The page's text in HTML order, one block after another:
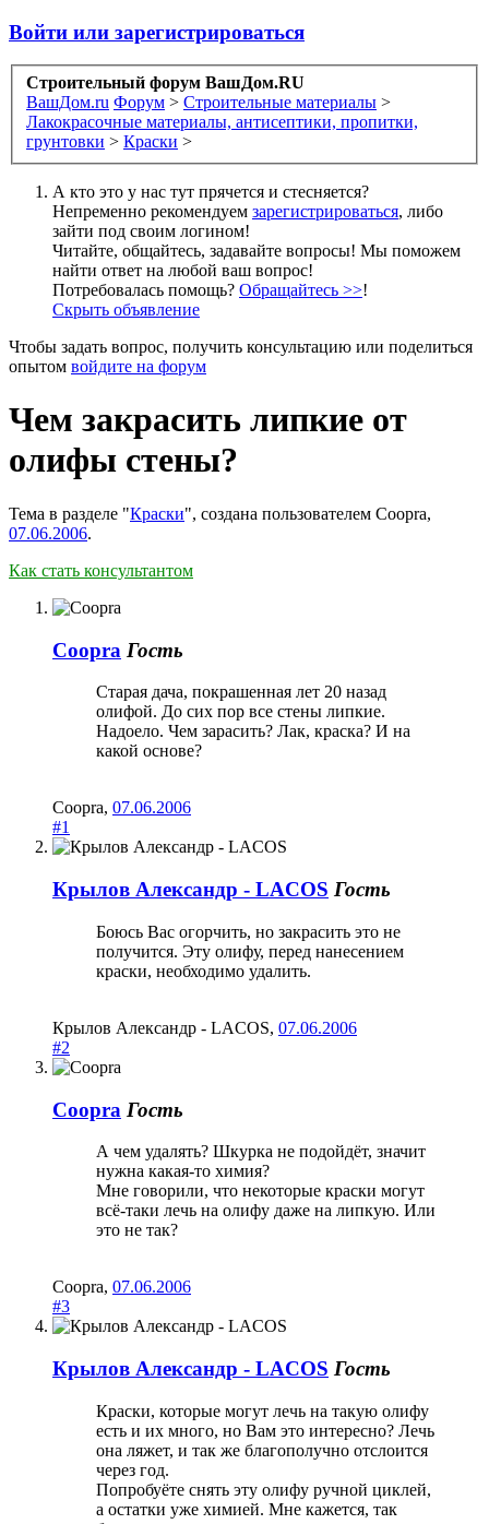
Войти или зарегистрироваться
Строительный форум ВашДом.RU
ВашДом.ru Форум > Строительные материалы >
Лакокрасочные материалы, антисептики, пропитки,
грунтовки > Краски >
А кто это у нас тут прячется и стесняется?
Непременно рекомендуем зарегистрироваться, либо
зайти под своим логином!
Читайте, общайтесь, задавайте вопросы! Мы поможем
найти ответ на любой ваш вопрос!
Потребовалась помощь? Обращайтесь >>!
Скрыть объявление
Чтобы задать вопрос, получить консультацию или поделиться
опытом войдите на форум
Чем закрасить липкие от
олифы стены?
Тема в разделе "Краски", создана пользователем Coopra,
07.06.2006.
Как стать консультантом
Coopra Гость
Старая дача, покрашенная лет 20 назад
олифой. До сих пор все стены липкие.
Надоело. Чем зарасить? Лак, краска? И на
какой основе?
Coopra, 07.06.2006
#1
Крылов Александр - LACOS Гость
Боюсь Вас огорчить, но закрасить это не
получится. Эту олифу, перед нанесением
краски, необходимо удалить.
Крылов Александр - LACOS, 07.06.2006
#2
Coopra Гость
А чем удалять? Шкурка не подойдёт, значит
нужна какая-то химия?
Мне говорили, что некоторые краски могут
всё-таки лечь на олифу даже на липкую. Или
это не так?
Coopra, 07.06.2006
#3
Крылов Александр - LACOS Гость
Краски, которые могут лечь на такую олифу
есть и их много, но Вам это интересно? Лечь
она ляжет, и так же благополучно отслоится
через год.
Попробуёте снять эту олифу ручной циклей,
а остатки уже химией. Мне кажется, так